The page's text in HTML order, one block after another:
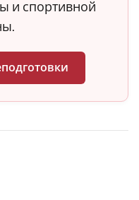
и спортивной